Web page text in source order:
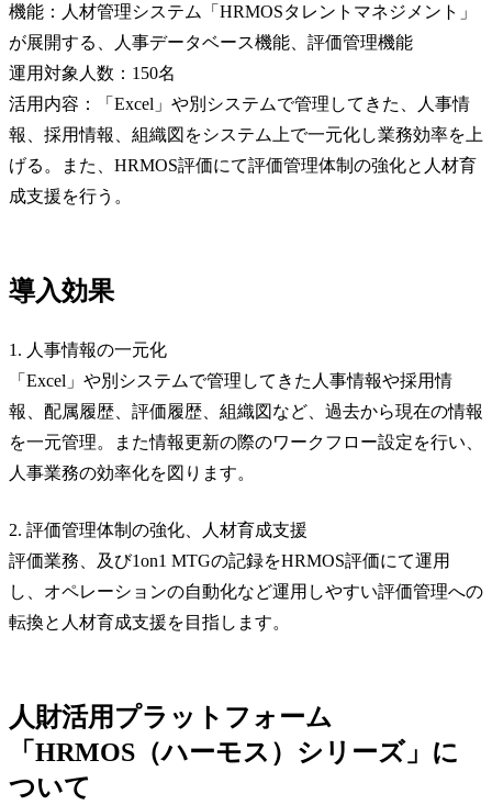
機能：人材管理システム「HRMOSタレントマネジメント」
が展開する、人事データベース機能、評価管理機能
運用対象人数：150名
活用内容：「Excel」や別システムで管理してきた、人事情
報、採用情報、組織図をシステム上で一元化し業務効率を上
げる。また、HRMOS評価にて評価管理体制の強化と人材育
成支援を行う。
導入効果
1. 人事情報の一元化
「Excel」や別システムで管理してきた人事情報や採用情
報、配属履歴、評価履歴、組織図など、過去から現在の情報
を一元管理。また情報更新の際のワークフロー設定を行い、
人事業務の効率化を図ります。
2. 評価管理体制の強化、人材育成支援
評価業務、及び1on1 MTGの記録をHRMOS評価にて運用
し、オペレーションの自動化など運用しやすい評価管理への
転換と人材育成支援を目指します。
人財活用プラットフォーム
「HRMOS（ハーモス）シリーズ」に
ついて